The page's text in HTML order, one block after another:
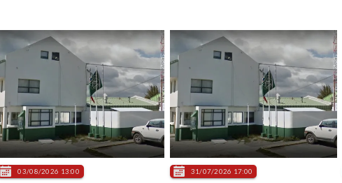
03/08/2026 13:00 31/07/2026 17:00